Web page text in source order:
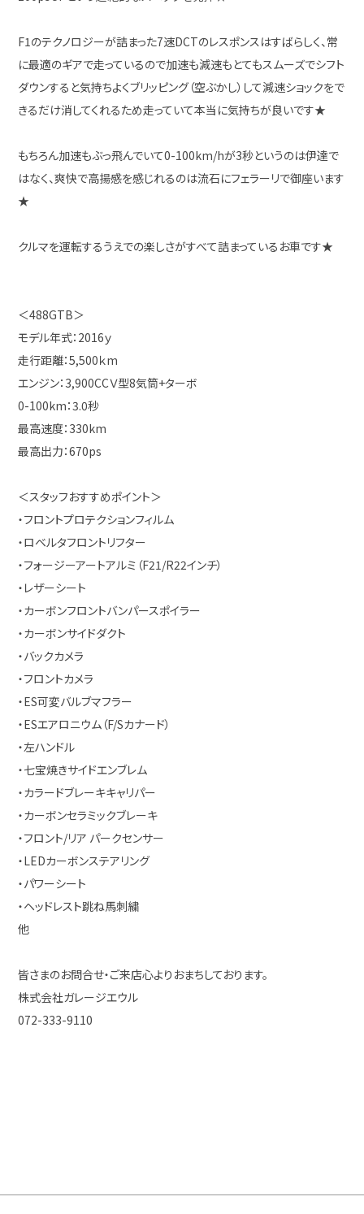
F1のテクノロジーが詰まった7速DCTのレスポンスはすばらしく、常
に最適のギアで走っているので加速も減速もとてもスムーズでシフト
ダウンすると気持ちよくブリッピング（空ぶかし）して減速ショックをで
きるだけ消してくれるため走っていて本当に気持ちが良いです★
もちろん加速もぶっ飛んでいて0-100km/hが3秒というのは伊達で
はなく、爽快で高揚感を感じれるのは流石にフェラーリで御座います
★
クルマを運転するうえでの楽しさがすべて詰まっているお車です★
＜488GTB＞
モデル年式：2016ｙ
走行距離：5,500ｋm
エンジン：3,900CCＶ型8気筒+ターボ
0-100km：3.0秒
最高速度：330km
最高出力：670ps
＜スタッフおすすめポイント＞
・フロントプロテクションフィルム
・ロベルタフロントリフター
・フォージーアートアルミ（F21/R22インチ）
・レザーシート
・カーボンフロントバンパースポイラー
・カーボンサイドダクト
・バックカメラ
・フロントカメラ
・ES可変バルブマフラー
・ESエアロニウム（F/Sカナード）
・左ハンドル
・七宝焼きサイドエンブレム
・カラードブレーキキャリパー
・カーボンセラミックブレーキ
・フロント/リア パークセンサー
・LEDカーボンステアリング
・パワーシート
・ヘッドレスト跳ね馬刺繍
他
皆さまのお問合せ・ご来店心よりおまちしております。
株式会社ガレージエウル
072-333-9110